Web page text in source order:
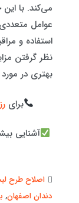
می‌کند. با
عوامل
استفاده و
نظر گرفتن
بهتری در
برای
آشنایی
اصلاح طرح
دندان اصفهان,